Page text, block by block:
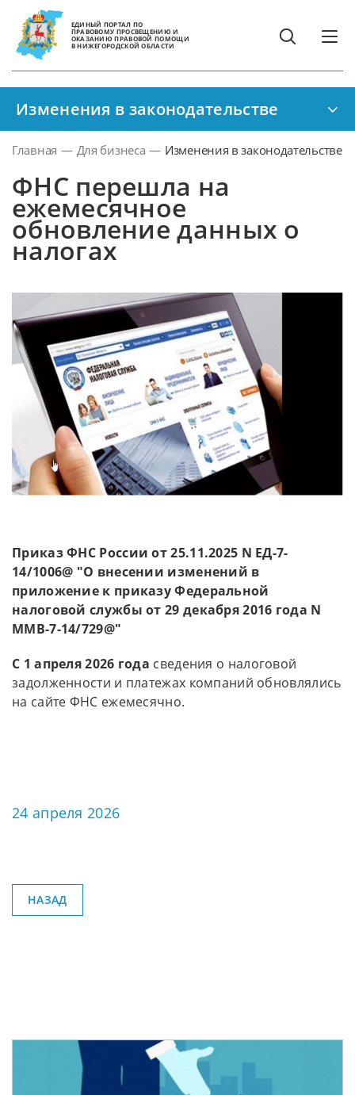
ЕДИНЫЙ ПОРТАЛ ПО
ПРАВОВОМУ ПРОСВЕЩЕНИЮ И
ОКАЗАНИЮ ПРАВОВОЙ ПОМОЩИ
В НИЖЕГОРОДСКОЙ ОБЛАСТИ
Изменения в законодательстве
Главная — Для бизнеса — Изменения в законодательстве
ФНС перешла на
ежемесячное
обновление данных о
налогах
Приказ ФНС России от 25.11.2025 N ЕД-7-
14/1006@ "О внесении изменений в
приложение к приказу Федеральной
налоговой службы от 29 декабря 2016 года N
ММВ-7-14/729@"
С 1 апреля 2026 года сведения о налоговой
задолженности и платежах компаний обновлялись
на сайте ФНС ежемесячно.
24 апреля 2026
НАЗАД